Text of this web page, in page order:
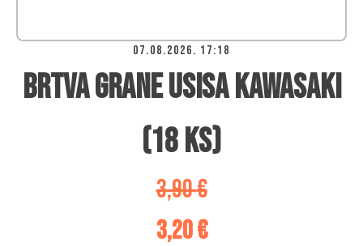
07.08.2026. 17:18
Brtva grane usisa Kawasaki
(18 KS)
3,90€
3,20€